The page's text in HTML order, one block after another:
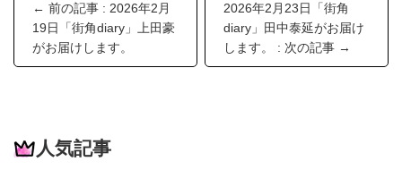
← 前の記事 : 2026年2月
19日「街角diary」上田豪
がお届けします。
2026年2月23日「街角
diary」田中泰延がお届け
します。 : 次の記事 →
人気記事